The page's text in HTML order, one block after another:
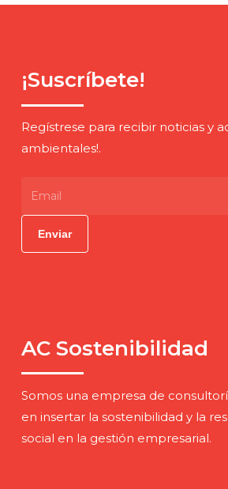
¡Suscríbete!
Regístrese para recibir noticias y
ambientales!.
AC Sostenibilidad
Somos una empresa de
en insertar la sostenibilidad y la
social en la gestión empresarial.